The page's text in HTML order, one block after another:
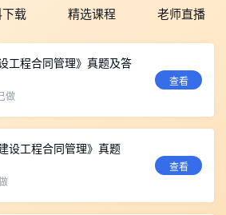
载 精选课程 老师直播
工程合同管理》真题及答
做
查看
设工程合同管理》真题
查看